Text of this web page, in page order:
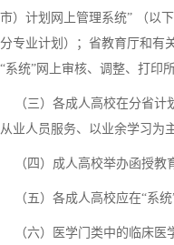
市）计划网上管理系统” （以
分专业计划）；省教育厅和有
“系统”网上审核、调整、打印
（三）各成人高校在分省计
从业人员服务、以业余学习为
（四）成人高校举办函授教
（五）各成人高校应在“系统
（六）医学门类中的临床医